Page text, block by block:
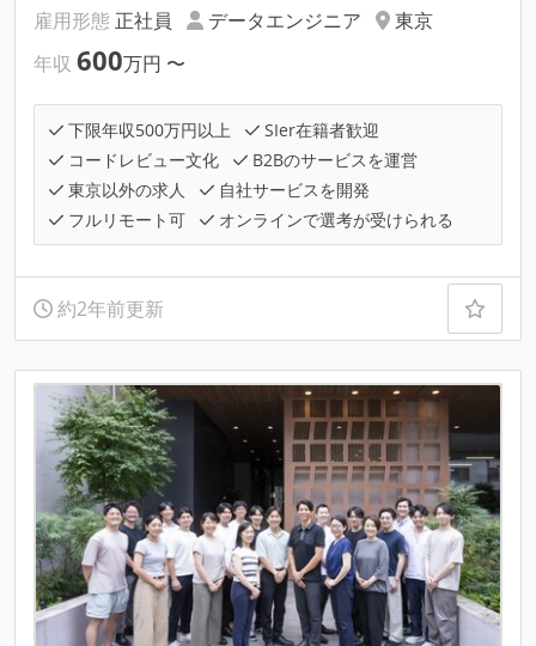
雇用形態 正社員 データエンジニア
東京
年収 600万円 〜
下限年収500万円以上
SIer在籍者歓迎
コードレビュー文化
B2Bのサービスを運営
東京以外の求人
自社サービスを開発
フルリモート可
オンラインで選考が受けられる
約2年前更新